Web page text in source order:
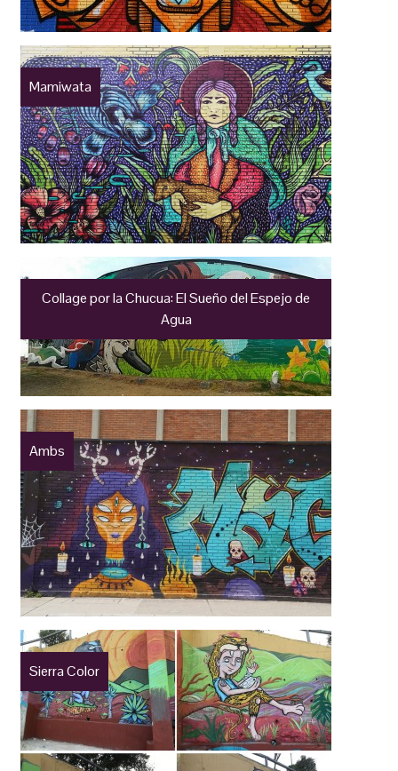
Mamiwata
Collage por la Chucua: El Sueño del Espejo de
Agua
Ambs
Sierra Color